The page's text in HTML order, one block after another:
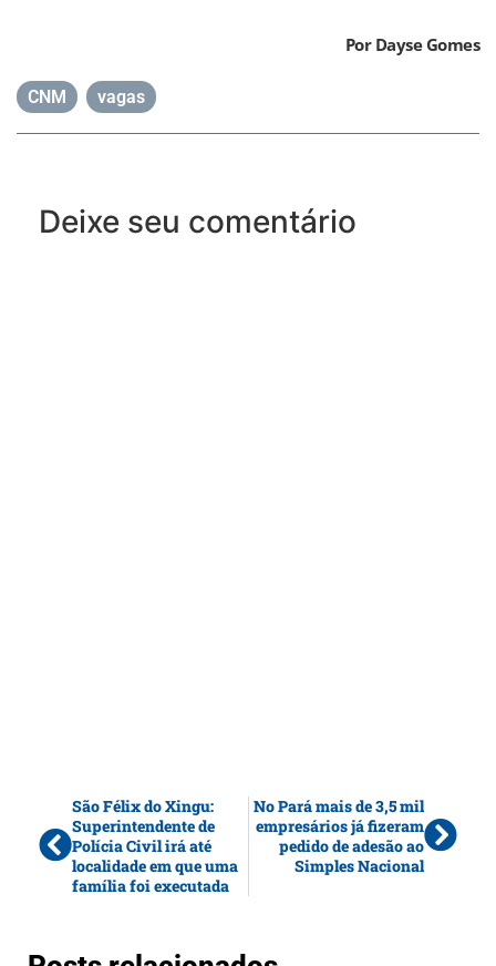
Por Dayse Gomes
CNM vagas
Deixe seu comentário
São Félix do Xingu:
Superintendente de
Polícia Civil irá até
localidade em que uma
família foi executada
No Pará mais de 3,5 mil
empresários já fizeram
pedido de adesão ao
Simples Nacional